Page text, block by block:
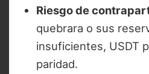
Riesgo de
quebrara o sus
insuficientes, USDT
paridad.